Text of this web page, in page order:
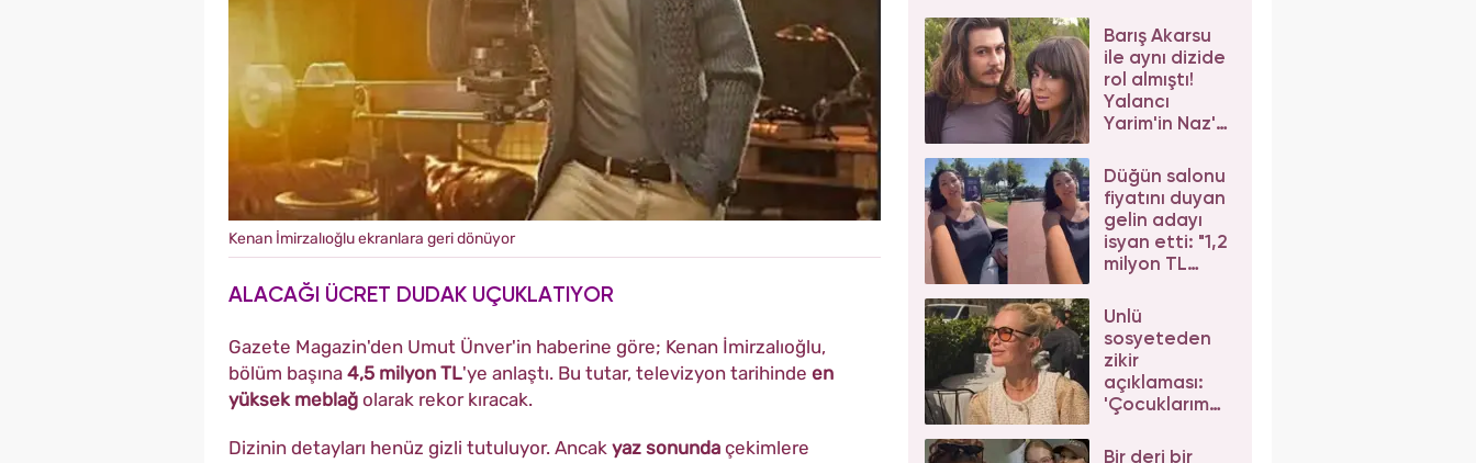
Kenan İmirzalıoğlu ekranlara geri dönüyor
ALACAĞI ÜCRET DUDAK UÇUKLATIYOR
Gazete Magazin'den Umut Ünver'in haberine göre; Kenan İmirzalıoğlu,
bölüm başına 4,5 milyon TL'ye anlaştı. Bu tutar, televizyon tarihinde en
yüksek meblağ olarak rekor kıracak.
Dizinin detayları henüz gizli tutuluyor. Ancak yaz sonunda çekimlere
Barış Akarsu
ile aynı dizide
rol almıştı!
Yalancı
Yarim'in Naz'ı
beğeni yağdı
Düğün salonu
fiyatını duyan
gelin adayı
isyan etti: "1,2
milyon TL
Ünlü
sosyeteden
zikir
açıklaması:
'Çocuklarım
diyerek gelen
Bir deri bir